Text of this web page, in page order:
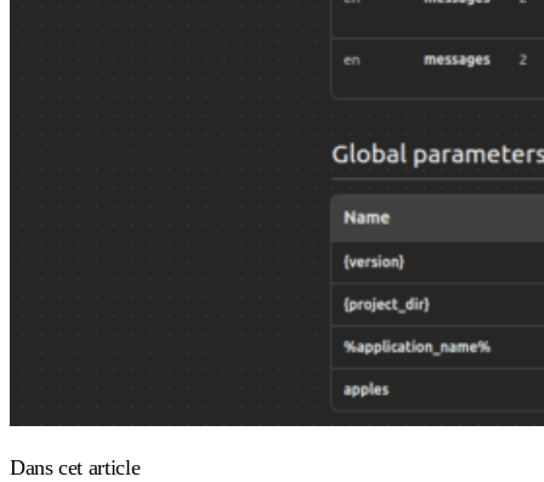
Dans cet article